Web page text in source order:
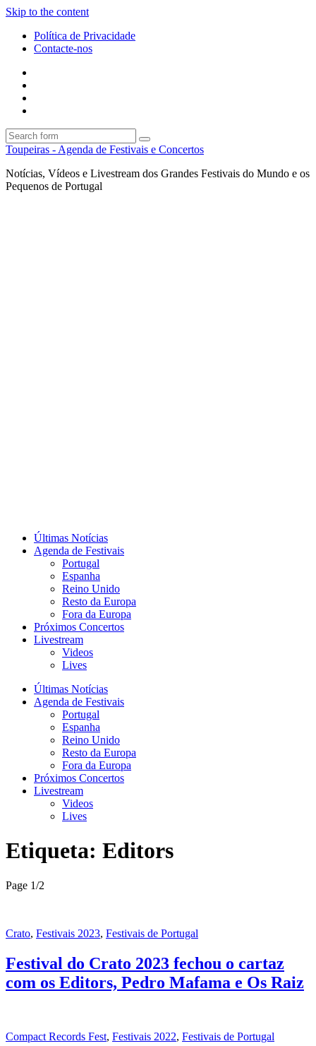
Skip to the content
Política de Privacidade
Contacte-nos
Search
Toupeiras - Agenda de Festivais e Concertos
Notícias, Vídeos e Livestream dos Grandes Festivais do Mundo e os
Pequenos de Portugal
Últimas Notícias
Agenda de Festivais
Portugal
Espanha
Reino Unido
Resto da Europa
Fora da Europa
Próximos Concertos
Livestream
Videos
Lives
Últimas Notícias
Agenda de Festivais
Portugal
Espanha
Reino Unido
Resto da Europa
Fora da Europa
Próximos Concertos
Livestream
Videos
Lives
Etiqueta: Editors
Page 1/2
Crato, Festivais 2023, Festivais de Portugal
Festival do Crato 2023 fechou o cartaz
com os Editors, Pedro Mafama e Os Raiz
Compact Records Fest, Festivais 2022, Festivais de Portugal